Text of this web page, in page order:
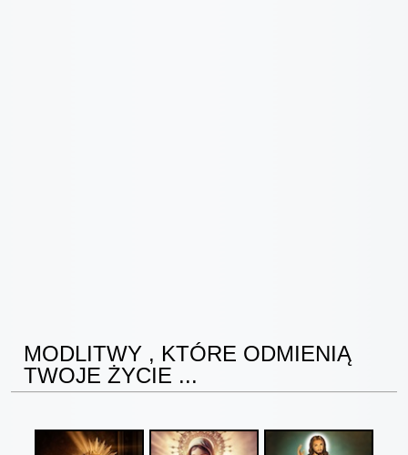
MODLITWY , KTÓRE ODMIENIĄ
TWOJE ŻYCIE ...